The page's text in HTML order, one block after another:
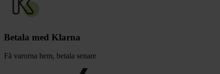
Betala med Klarna
Få varorna hem, betala senare